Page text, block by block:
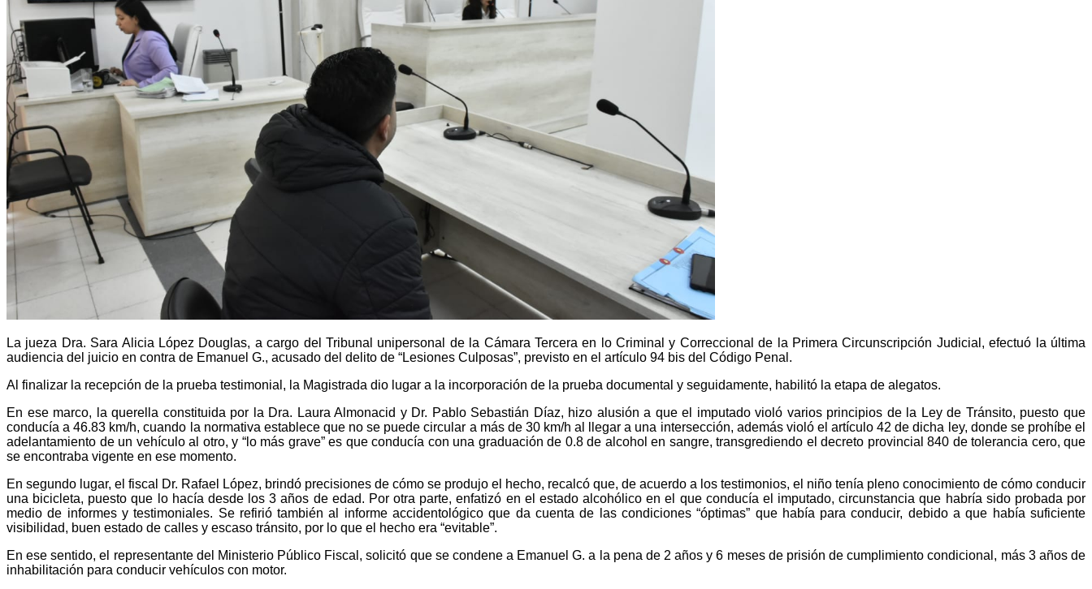
La jueza Dra. Sara Alicia López Douglas, a cargo del Tribunal unipersonal de la Cámara Tercera en lo Criminal y Correccional de la Primera Circunscripción Judicial, efectuó la última
audiencia del juicio en contra de Emanuel G., acusado del delito de “Lesiones Culposas”, previsto en el artículo 94 bis del Código Penal.
Al finalizar la recepción de la prueba testimonial, la Magistrada dio lugar a la incorporación de la prueba documental y seguidamente, habilitó la etapa de alegatos.
En ese marco, la querella constituida por la Dra. Laura Almonacid y Dr. Pablo Sebastián Díaz, hizo alusión a que el imputado violó varios principios de la Ley de Tránsito, puesto que
conducía a 46.83 km/h, cuando la normativa establece que no se puede circular a más de 30 km/h al llegar a una intersección, además violó el artículo 42 de dicha ley, donde se prohíbe el
adelantamiento de un vehículo al otro, y “lo más grave” es que conducía con una graduación de 0.8 de alcohol en sangre, transgrediendo el decreto provincial 840 de tolerancia cero, que
se encontraba vigente en ese momento.
En segundo lugar, el fiscal Dr. Rafael López, brindó precisiones de cómo se produjo el hecho, recalcó que, de acuerdo a los testimonios, el niño tenía pleno conocimiento de cómo conducir
una bicicleta, puesto que lo hacía desde los 3 años de edad. Por otra parte, enfatizó en el estado alcohólico en el que conducía el imputado, circunstancia que habría sido probada por
medio de informes y testimoniales. Se refirió también al informe accidentológico que da cuenta de las condiciones “óptimas” que había para conducir, debido a que había suficiente
visibilidad, buen estado de calles y escaso tránsito, por lo que el hecho era “evitable”.
En ese sentido, el representante del Ministerio Público Fiscal, solicitó que se condene a Emanuel G. a la pena de 2 años y 6 meses de prisión de cumplimiento condicional, más 3 años de
inhabilitación para conducir vehículos con motor.